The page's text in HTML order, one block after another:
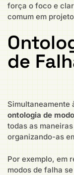
força o foco e
comum em
de
Simultaneamente
ontologia de
todas as
organizando-as
Por exemplo, em
modos de falha